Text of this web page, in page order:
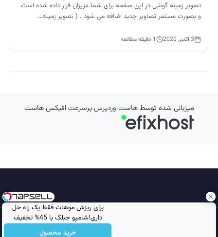
برای ریزش موهات فقط یک راه حل
داری!شامپو جبلک با 45% تخفیف
خرید محصول
تصویر زمینه گوشی در این صفحه برای شما عزیزان قرار داده شده است
و بصورت مستمر تصاویر جدید اضافه می شود . ( تصویر زمینه…
3 اکتبر, 2020 1 دقیقه مطالعه
میزبانی شده توسطهاست وردپرس پرسرعتافیکس هاست
تمامی حقوق محفوظ است © 2026
مجله نورگرام